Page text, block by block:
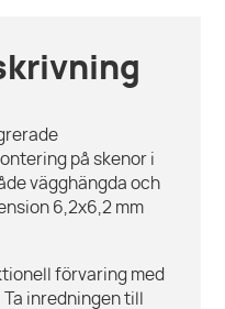
på skenor i
vägghängda och
6,2x6,2 mm
förvaring med
inredningen till